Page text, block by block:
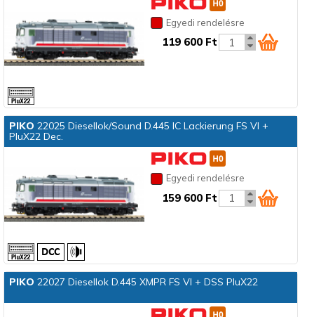
Egyedi rendelésre
119 600 Ft
PIKO 22025 Diesellok/Sound D.445 IC Lackierung FS VI +
PluX22 Dec.
Egyedi rendelésre
159 600 Ft
PIKO 22027 Diesellok D.445 XMPR FS VI + DSS PluX22